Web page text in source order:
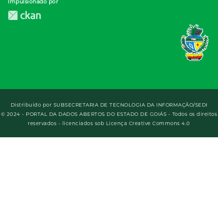
Impulsionado por
Distribuído por SUBSECRETARIA DE TECNOLOGIA DA INFORMAÇÃO/SEDI
© 2024 - PORTAL DA DADOS ABERTOS DO ESTADO DE GOIÁS - Todos os direitos
reservados - licenciados sob Licença Creative Commons 4.0